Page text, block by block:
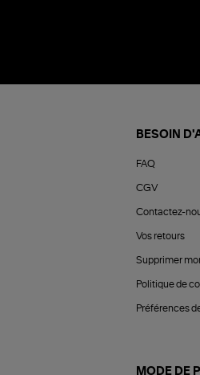
BESOIN
FAQ
CGV
Contactez-
Vos retours
Supprimer
Politique de
Préférences
MODE DE